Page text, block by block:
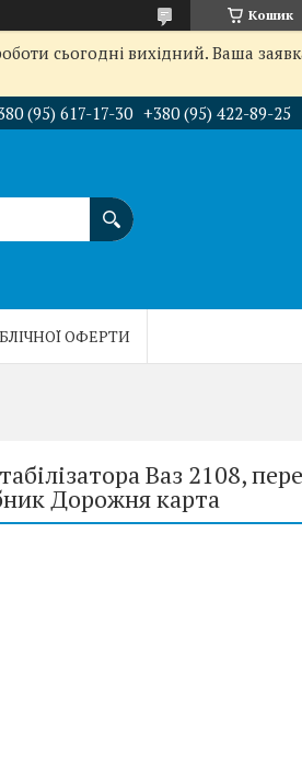
Кошик
сьогодні вихідний. Ваша
(95) 617-17-30 +380 (95) 422-89-25
ОФЕРТИ
Ваз 2108,
Дорожня карта